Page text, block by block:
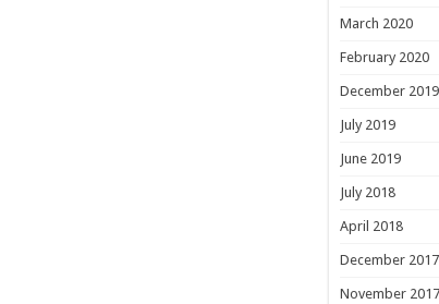
March 2020
February 2020
December 2019
July 2019
June 2019
July 2018
April 2018
December 2017
November 2017